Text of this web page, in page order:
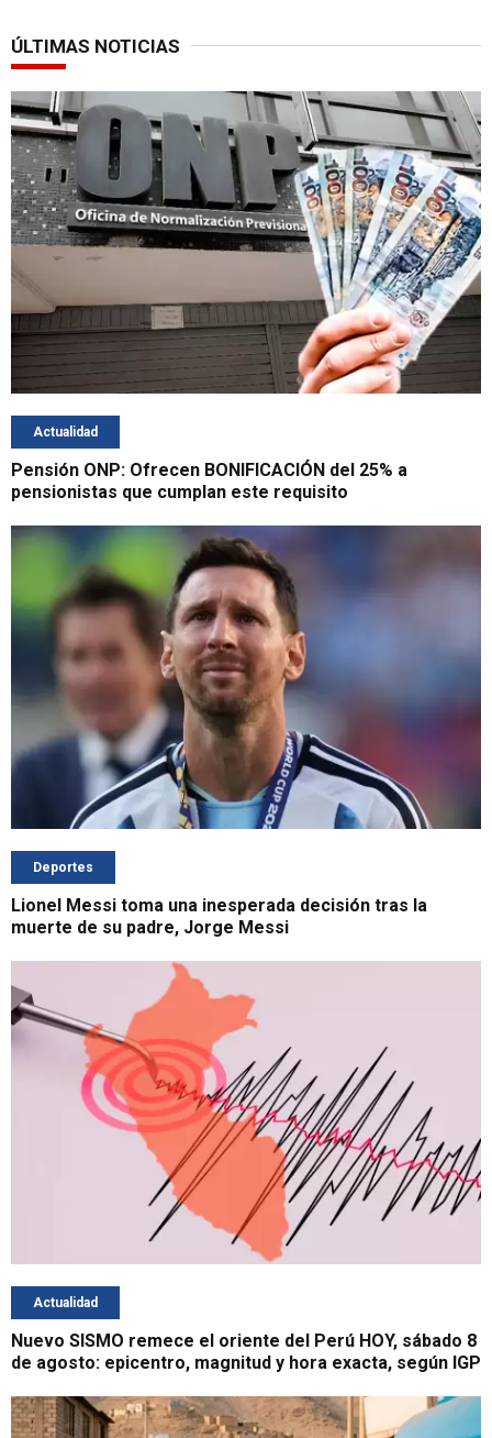
ÚLTIMAS NOTICIAS
Actualidad
Pensión ONP: Ofrecen BONIFICACIÓN del 25% a
pensionistas que cumplan este requisito
Deportes
Lionel Messi toma una inesperada decisión tras la
muerte de su padre, Jorge Messi
Actualidad
Nuevo SISMO remece el oriente del Perú HOY, sábado 8
de agosto: epicentro, magnitud y hora exacta, según IGP